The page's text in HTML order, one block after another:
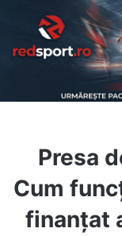
Presa
Cum
finanțat